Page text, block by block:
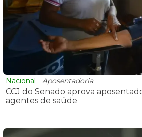
Nacional - Aposentadoria
CCJ do Senado aprova
agentes de saúde